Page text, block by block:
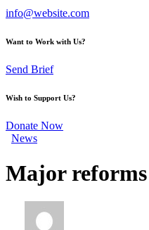
info@website.com
Want to Work with Us?
Send Brief
Wish to Support Us?
Donate Now
News
Major